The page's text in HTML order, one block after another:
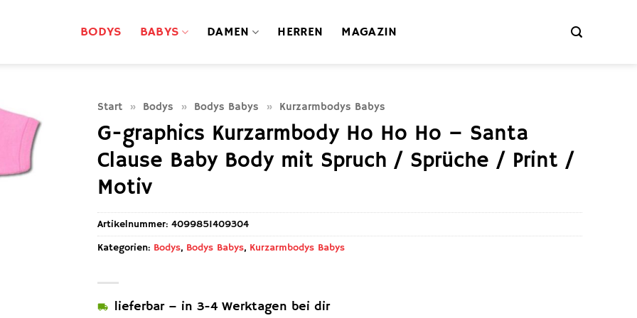
BODYS BABYS DAMEN HERREN MAGAZIN
Start » Bodys » Bodys Babys » Kurzarmbodys Babys
G-graphics Kurzarmbody Ho Ho Ho – Santa
Clause Baby Body mit Spruch / Sprüche / Print /
Motiv
lieferbar – in 3-4 Werktagen bei dir
Artikelnummer:4099851409304
Kategorien: Bodys, Bodys Babys, Kurzarmbodys Babys